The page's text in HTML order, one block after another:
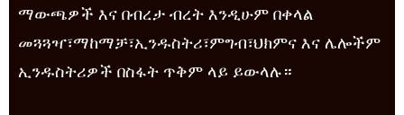
ማውጫዎች እና በብረታ ብረት እንዲሁም በቀላል
መጓጓዣ፣ማከማቻ፣ኢንዱስትሪ፣ምግብ፣ህክምና እና ሌሎችም
ኢንዱስትሪዎች በስፋት ጥቅም ላይ ይውላሉ።